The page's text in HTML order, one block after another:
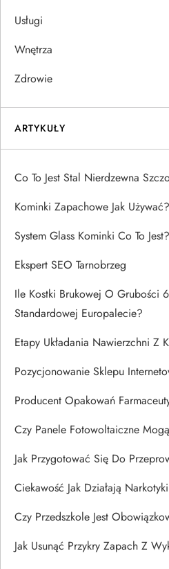
Usługi
Wnętrza
Zdrowie
ARTYKUŁY
Co To Jest Stal Nierdzewna
Kominki Zapachowe Jak Używać?
System Glass Kominki Co To Jest?
Ekspert SEO Tarnobrzeg
Ile Kostki Brukowej O Grubości
Standardowej Europalecie?
Etapy Układania Nawierzchni Z
Pozycjonowanie Sklepu
Producent Opakowań
Czy Panele Fotowoltaiczne
Jak Przygotować Się Do
Ciekawość Jak Działają
Czy Przedszkole Jest
Jak Usunąć Przykry Zapach Z